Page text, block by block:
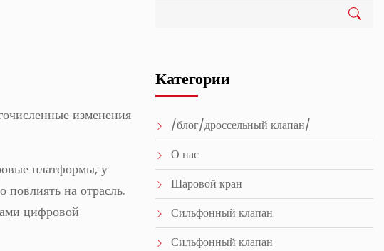
изменения
платформы, у
повлиять на отрасль.
цифровой
Категории
/блог/дроссельный клапан/
О нас
Шаровой кран
Сильфонный клапан
Сильфонный клапан